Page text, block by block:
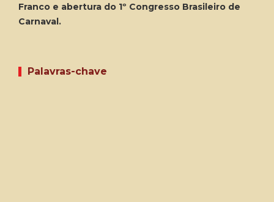
Franco e abertura do 1º Congresso Brasileiro de
Carnaval.
Palavras-chave